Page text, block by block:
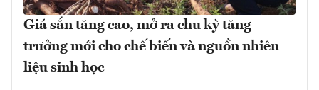
Giá sắn tăng cao, mở ra chu kỳ tăng
trưởng mới cho chế biến và nguồn nhiên
liệu sinh học